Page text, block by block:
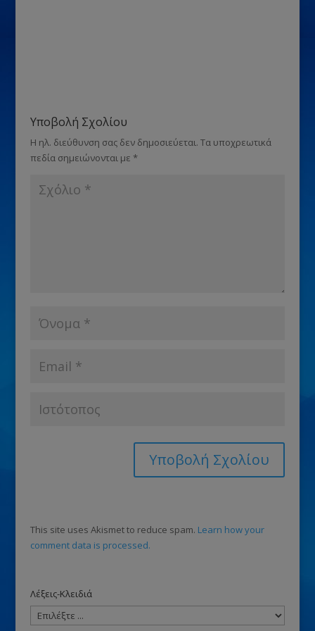
Υποβολή Σχολίου
Η ηλ. διεύθυνση σας δεν δημοσιεύεται. Τα υποχρεωτικά
πεδία σημειώνονται με *
This site uses Akismet to reduce spam. Learn how your
comment data is processed.
Λέξεις-Κλειδιά